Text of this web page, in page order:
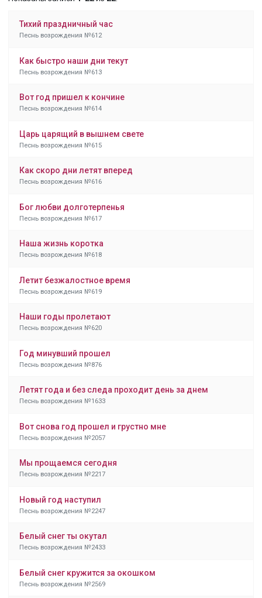
Тихий праздничный час
Песнь возрождения №612
Как быстро наши дни текут
Песнь возрождения №613
Вот год пришел к кончине
Песнь возрождения №614
Царь царящий в вышнем свете
Песнь возрождения №615
Как скоро дни летят вперед
Песнь возрождения №616
Бог любви долготерпенья
Песнь возрождения №617
Наша жизнь коротка
Песнь возрождения №618
Летит безжалостное время
Песнь возрождения №619
Наши годы пролетают
Песнь возрождения №620
Год минувший прошел
Песнь возрождения №876
Летят года и без следа проходит день за днем
Песнь возрождения №1633
Вот снова год прошел и грустно мне
Песнь возрождения №2057
Мы прощаемся сегодня
Песнь возрождения №2217
Новый год наступил
Песнь возрождения №2247
Белый снег ты окутал
Песнь возрождения №2433
Белый снег кружится за окошком
Песнь возрождения №2569